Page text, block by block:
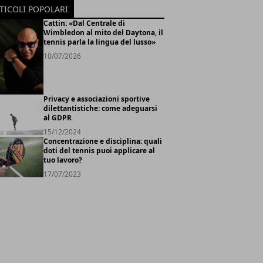
POPOLARI
Cattin: «Dal Centrale di
Wimbledon al mito del Daytona, il
tennis parla la lingua del lusso»
10/07/2026
Privacy e associazioni sportive
dilettantistiche: come adeguarsi
al GDPR
15/12/2024
Concentrazione e disciplina: quali
doti del tennis puoi applicare al
tuo lavoro?
17/07/2023